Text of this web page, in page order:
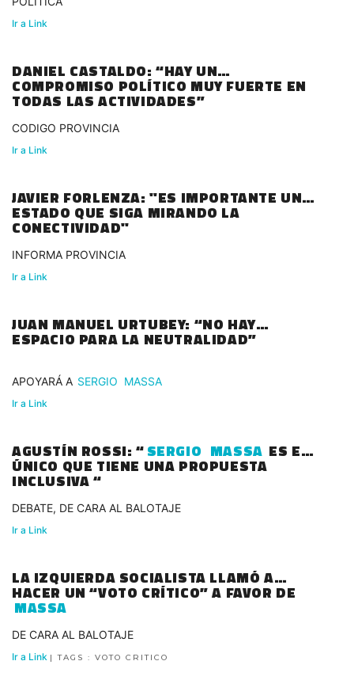
Ir a Link
DANIEL CASTALDO: “HAY UN
COMPROMISO POLÍTICO MUY FUERTE EN
TODAS LAS ACTIVIDADES”
CODIGO PROVINCIA
Ir a Link
JAVIER FORLENZA: "ES IMPORTANTE UN
ESTADO QUE SIGA MIRANDO LA
CONECTIVIDAD"
INFORMA PROVINCIA
Ir a Link
JUAN MANUEL URTUBEY: “NO HAY
ESPACIO PARA LA NEUTRALIDAD”
APOYARÁ A SERGIO MASSA
Ir a Link
AGUSTÍN ROSSI: “SERGIO MASSA ES EL
ÚNICO QUE TIENE UNA PROPUESTA
INCLUSIVA “
DEBATE, DE CARA AL BALOTAJE
Ir a Link
LA IZQUIERDA SOCIALISTA LLAMÓ A
HACER UN “VOTO CRÍTICO” A FAVOR DE
MASSA
DE CARA AL BALOTAJE
Ir a Link | TAGS : VOTO CRITICO